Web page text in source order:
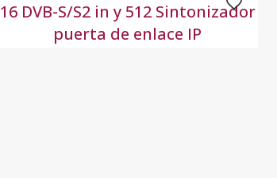
16 DVB-S/S2 in y 512 Sintonizador
puerta de enlace IP